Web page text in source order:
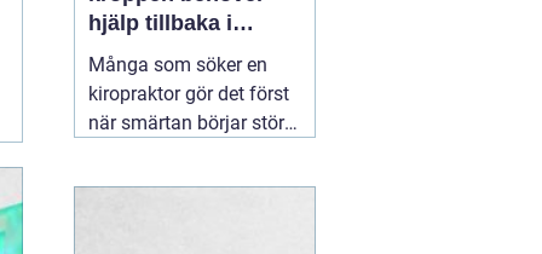
hjälp tillbaka i
balans
Många som söker en
kiropraktor gör det först
när smärtan börjar störa
Ryggont, stel nacke eller